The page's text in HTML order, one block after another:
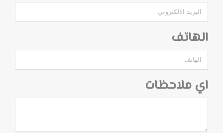
الهاتف
اي ملاحظات